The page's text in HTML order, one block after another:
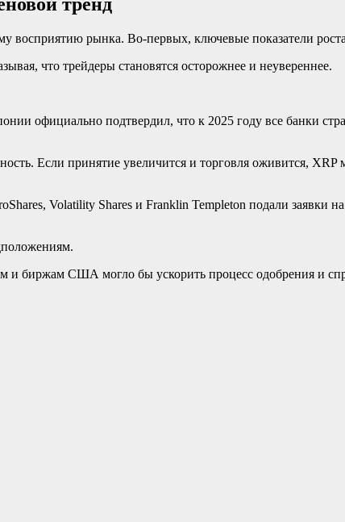
восприятию рынка. Во-первых, ключевые показатели
что трейдеры становятся осторожнее и неувереннее.
официально подтвердил, что к 2025 году все банки
Если принятие увеличится и торговля оживится, XRP
Volatility Shares и Franklin Templeton подали заявки
биржам США могло бы ускорить процесс одобрения и